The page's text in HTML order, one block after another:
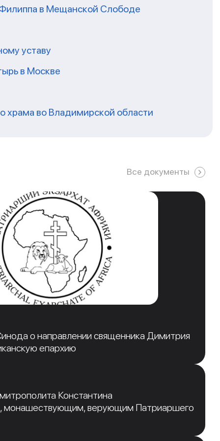
в Мещанской Слободе
уставу
в Москве
храма во Владимирской области
Все документы
о направлении священника Димитрия
епархию
Константина
монашествующим, верующим Патриаршего